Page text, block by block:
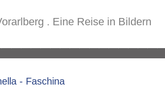
. Eine Reise in Bildern
- Faschina